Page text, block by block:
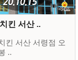
킨 서산 ..
킨 서산 서령점 오
..